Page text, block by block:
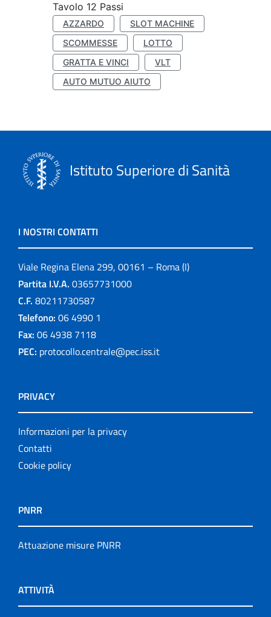
Tavolo 12 Passi
AZZARDO
SLOT MACHINE
SCOMMESSE
LOTTO
GRATTA E VINCI
VLT
AUTO MUTUO AIUTO
Istituto Superiore di Sanità
I NOSTRI CONTATTI
Viale Regina Elena 299, 00161 – Roma (I)
Partita I.V.A. 03657731000
C.F. 80211730587
Telefono: 06 4990 1
Fax: 06 4938 7118
PEC: protocollo.centrale@pec.iss.it
PRIVACY
Informazioni per la privacy
Contatti
Cookie policy
PNRR
Attuazione misure PNRR
ATTIVITÀ